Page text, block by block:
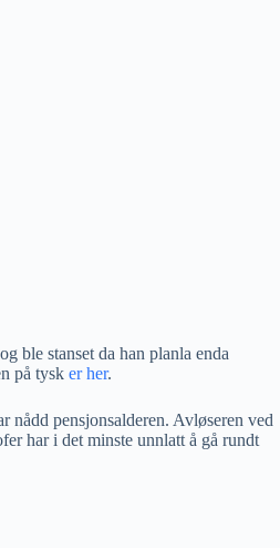
ble stanset da han planla enda
på tysk er her.
pensjonsalderen. Avløseren ved
har i det minste unnlatt å gå rundt